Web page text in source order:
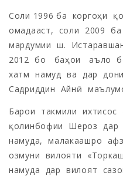
Соли 1996 ба коргоҳи
омадааст, соли 2009 ба
мардумии ш.
2012 бо баҳои аъло бо
хатм намуд ва дар
Садриддин Айнӣ
Барои такмили
қолинбофии Шероз дар
намуда, малакаашро
озмуни вилояти
намуда дар вилоят